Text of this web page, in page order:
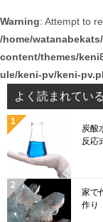
Warning: Attempt to
/home/
content/themes/
ule/keni-pv/keni-
よく読まれてい
炭酸
反応
家で
作り